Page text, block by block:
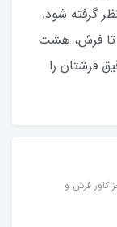
گرفته شود.
تا فرش، هشت
فرشتان را
(به جز کاور فرش و